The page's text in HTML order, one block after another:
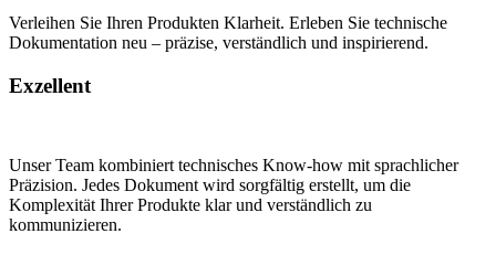
Verleihen Sie Ihren Produkten Klarheit. Erleben Sie technische
Dokumentation neu – präzise, verständlich und inspirierend.
Exzellent
Unser Team kombiniert technisches Know-how mit sprachlicher
Präzision. Jedes Dokument wird sorgfältig erstellt, um die
Komplexität Ihrer Produkte klar und verständlich zu
kommunizieren.